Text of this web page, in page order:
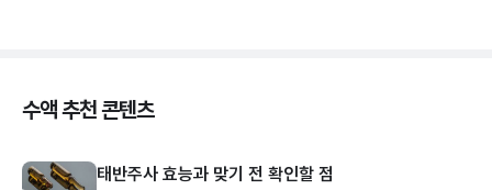
수액 추천 콘텐츠
태반주사 효능과 맞기 전 확인할 점